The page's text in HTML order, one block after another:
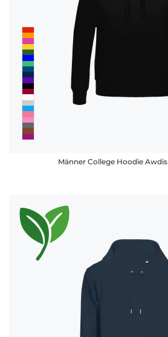
Männer College Hoodie Awdis